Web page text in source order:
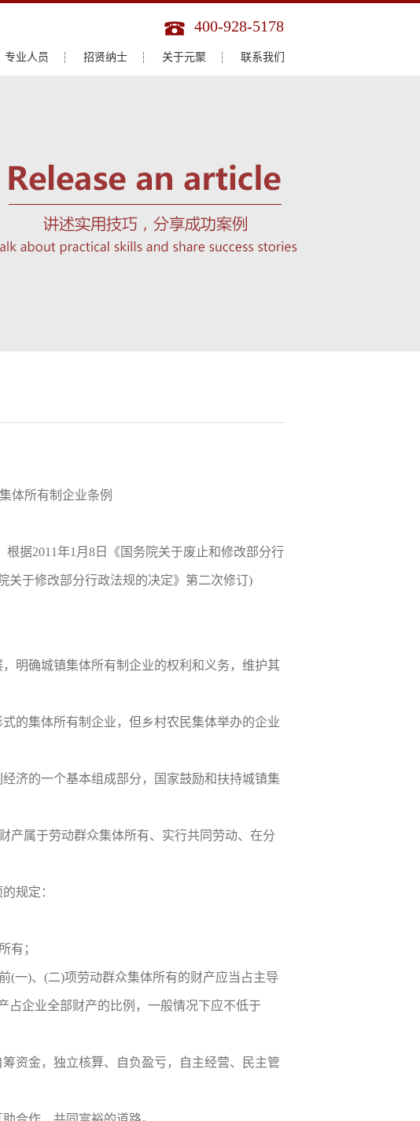
400-928-5178
专业人员 招贤纳士 关于元聚 联系我们
体所有制企业条例
据2011年1月8日《国务院关于废止和修改部分行
于修改部分行政法规的决定》第二次修订)
明确城镇集体所有制企业的权利和义务，维护其
的集体所有制企业，但乡村农民集体举办的企业
济的一个基本组成部分，国家鼓励和扶持城镇集
属于劳动群众集体所有、实行共同劳动、在分
规定：
有；
(一)、(二)项劳动群众集体所有的财产应当占主导
占企业全部财产的比例，一般情况下应不低于
资金，独立核算、自负盈亏，自主经营、民主管